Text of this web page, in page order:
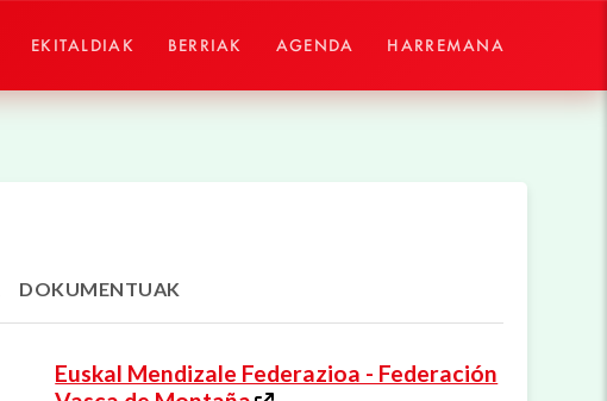
EKITALDIAK BERRIAK AGENDA HARREMANA
DOKUMENTUAK
Euskal Mendizale Federazioa - Federación